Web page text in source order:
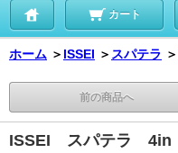
カート
ホーム ＞ ISSEI ＞ スパテラ ＞
前の商品へ
ISSEI スパテラ 4in